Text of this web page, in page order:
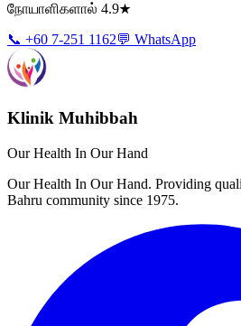
நோயாளிகளால் 4.9★
📞 +60 7-251 1162💬 WhatsApp
Klinik Muhibbah
Our Health In Our Hand
Our Health In Our Hand. Providing
Bahru community since 1975.